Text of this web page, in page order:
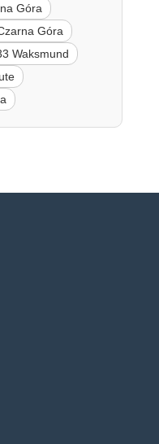
Góra
Góra
Waksmund